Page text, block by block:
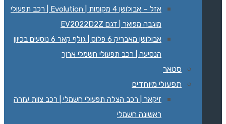
אזל – אבולושן 4 מקומות | Evolution | רכב תפעולי
מוגבה מפואר | דגם EV2022D2Z
אבולושן מאבריק 6 פלוס | גולף קאר 6 נוסעים בכיוון
הנסיעה | רכב תפעולי חשמלי ארוך
סטאר
תפעולי מיוחדים
זיקאר | רכב הצלה תפעולי חשמלי | רכב צוות עזרה
ראשונה חשמלי